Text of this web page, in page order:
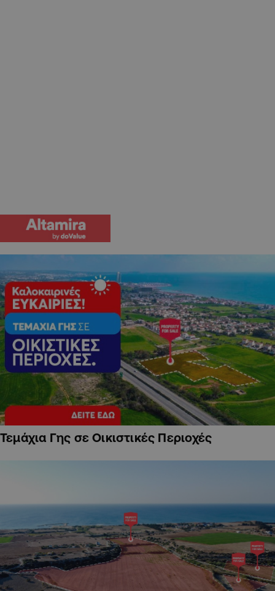
Τεμάχια Γης σε Οικιστικές Περιοχές